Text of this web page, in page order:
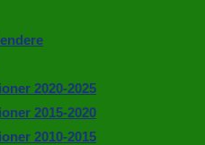
2020-2025
2015-2020
2010-2015